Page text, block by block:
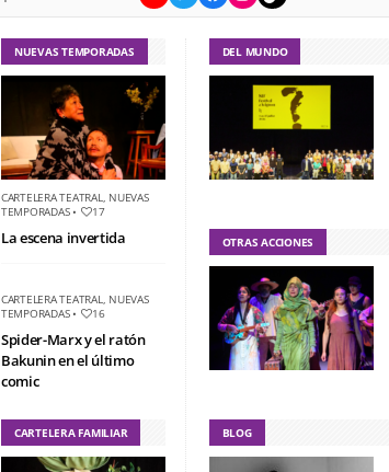
NUEVAS TEMPORADAS
CARTELERA TEATRAL, NUEVAS
TEMPORADAS• 17
La escena invertida
CARTELERA TEATRAL, NUEVAS
TEMPORADAS• 16
Spider-Marx y el ratón
Bakunin en el último
comic
CARTELERA FAMILIAR
DEL MUNDO
OTRAS ACCIONES
BLOG